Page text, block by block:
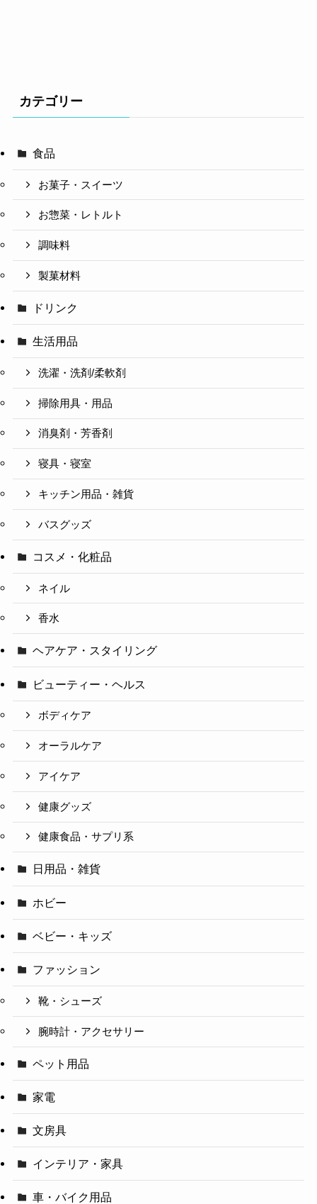
カテゴリー
食品
お菓子・スイーツ
お惣菜・レトルト
調味料
製菓材料
ドリンク
生活用品
洗濯・洗剤/柔軟剤
掃除用具・用品
消臭剤・芳香剤
寝具・寝室
キッチン用品・雑貨
バスグッズ
コスメ・化粧品
ネイル
香水
ヘアケア・スタイリング
ビューティー・ヘルス
ボディケア
オーラルケア
アイケア
健康グッズ
健康食品・サプリ系
日用品・雑貨
ホビー
ベビー・キッズ
ファッション
靴・シューズ
腕時計・アクセサリー
ペット用品
家電
文房具
インテリア・家具
車・バイク用品